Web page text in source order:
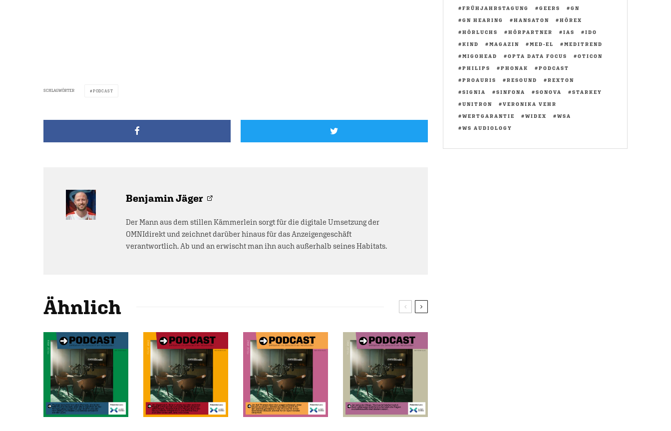
SCHLAGWÖRTER PODCAST
Benjamin Jäger
Der Mann aus dem stillen Kämmerlein sorgt für die digitale Umsetzung der
OMNIdirekt und zeichnet darüber hinaus für das Anzeigengeschäft
verantwortlich. Ab und an erwischt man ihn auch außerhalb seines Habitats.
Ähnlich
FRÜHJAHRSTAGUNG
GEERS
GN
GN HEARING
HANSATON
HÖREX
HÖRLUCHS
HÖRPARTNER IAS
IDO
KIND
MAGAZIN MED-EL
MEDITREND
MIGOHEAD
OPTA DATA FOCUS
OTICON
PHILIPS
PHONAK
PODCAST
PROAURIS
RESOUND
REXTON
SIGNIA
SINFONA SONOVA
STARKEY
UNITRON
VERONIKA VEHR
WERTGARANTIE
WIDEX
WSA
WS AUDIOLOGY